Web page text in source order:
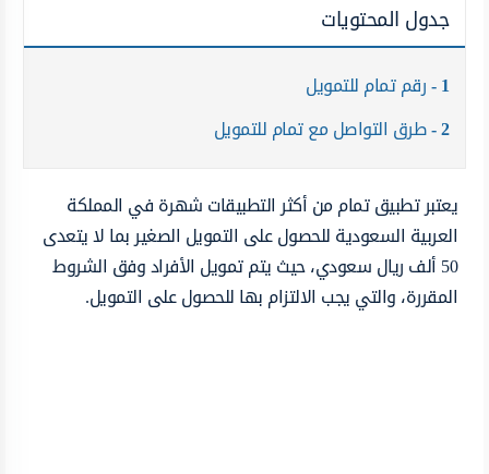
جدول المحتويات
1 رقم تمام للتمويل
2 طرق التواصل مع تمام للتمويل
يعتبر تطبيق تمام من أكثر التطبيقات شهرة في المملكة
العربية السعودية للحصول على التمويل الصغير بما لا يتعدى
50 ألف ريال سعودي، حيث يتم تمويل الأفراد وفق الشروط
المقررة، والتي يجب الالتزام بها للحصول على التمويل.